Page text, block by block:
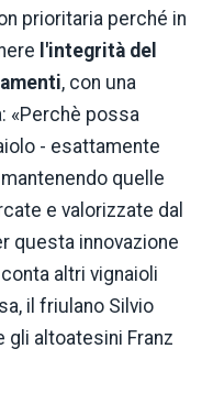
prioritaria perché in
l'integrità del
, con una
«Perchè possa
- esattamente
quelle
e valorizzate dal
questa innovazione
altri vignaioli
il friulano Silvio
gli altoatesini Franz